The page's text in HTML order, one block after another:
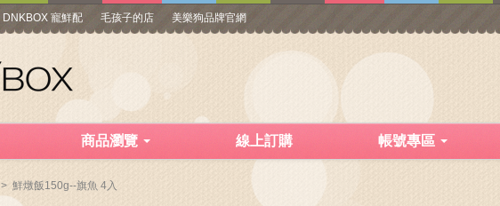
DNKBOX 寵鮮配 毛孩子的店 美樂狗品牌官網
商品瀏覽 線上訂購 帳號專區
> 鮮燉飯150g--旗魚 4入